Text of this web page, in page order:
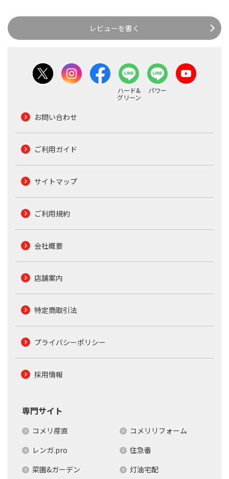
レビューを書く
ハード&
グリーン
パワー
お問い合わせ
ご利用ガイド
サイトマップ
ご利用規約
会社概要
店舗案内
特定商取引法
プライバシーポリシー
採用情報
専門サイト
コメリ産直
コメリリフォーム
レンガ.pro
住急番
菜園&ガーデン
灯油宅配